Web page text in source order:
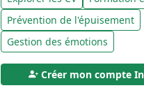
Prévention de l'épuisement
Gestion des émotions
Créer mon compte